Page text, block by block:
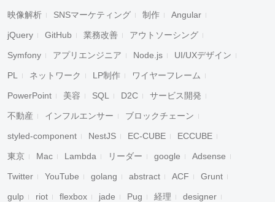
映像解析 SNSマーケティング 制作 Angular
jQuery GitHub 業務改善 アウトソーシング
Symfony アプリエンジニア Node.js UI/UXデザイン
PL ネットワーク LP制作 ワイヤーフレーム
PowerPoint 美容 SQL D2C サービス開発
不動産 インフルエンサー ブロックチェーン
styled-component NestJS EC-CUBE ECCUBE
東京 Mac Lambda リーダー google Adsense
Twitter YouTube golang abstract ACF Grunt
gulp riot flexbox jade Pug 経理 designer